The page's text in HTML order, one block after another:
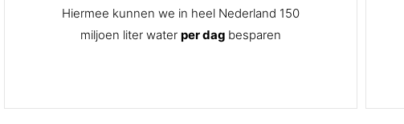
Hiermee kunnen we in heel Nederland 150
miljoen liter water per dag besparen